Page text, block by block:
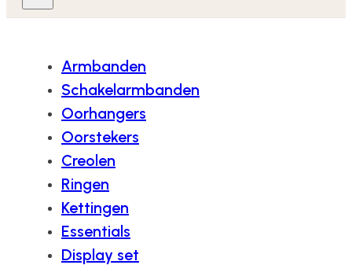
Armbanden
Schakelarmbanden
Oorhangers
Oorstekers
Creolen
Ringen
Kettingen
Essentials
Display set